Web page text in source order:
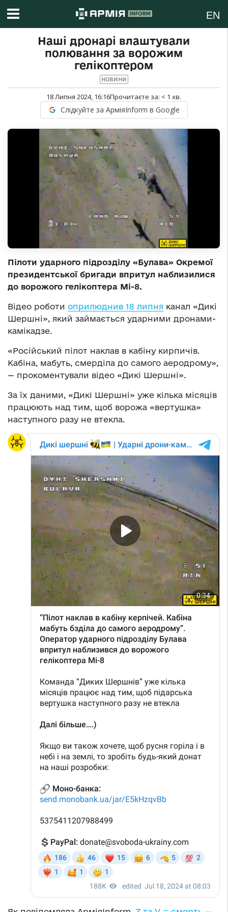
EN
Наші дронарі влаштували
полювання за ворожим
гелікоптером
НОВИНИ
18 Липня 2024, 16:16Прочитаєте за: < 1 хв.
Слідкуйте за АрміяInform в Google
Пілоти ударного підрозділу «Булава» Окремої
президентської бригади впритул наблизилися
до ворожого гелікоптера Мі-8.
Відео роботи оприлюднив 18 липня канал «Дикі
Шершні», який займається ударними дронами-
камікадзе.
«Російський пілот наклав в кабіну кирпичів.
Кабіна, мабуть, смерділа до самого аеродрому»,
— прокоментували відео «Дикі Шершні».
За їх даними, «Дикі Шершні» уже кілька місяців
працюють над тим, щоб ворожа «вертушка»
наступного разу не втекла.